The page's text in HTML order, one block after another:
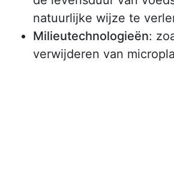
natuurlijke wijze te
Milieutechnologieën:
verwijderen van